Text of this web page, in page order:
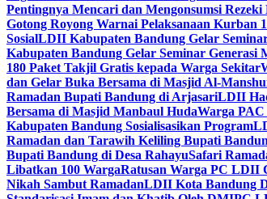
Pentingnya Mencari dan Mengonsumsi Rezeki
Gotong Royong Warnai Pelaksanaan Kurban
SosialLDII Kabupaten Bandung Gelar
Kabupaten Bandung Gelar Seminar
180 Paket Takjil Gratis kepada Warga Sekitar
dan Gelar Buka Bersama di Masjid Al-
Ramadan Bupati Bandung di ArjasariLDII
Bersama di Masjid Manbaul HudaWarga
Kabupaten Bandung Sosialisasikan Program
Ramadan dan Tarawih Keliling Bupati
Bupati Bandung di Desa RahayuSafari
Libatkan 100 WargaRatusan Warga PC LDII
Nikah Sambut RamadanLDII Kota Bandung